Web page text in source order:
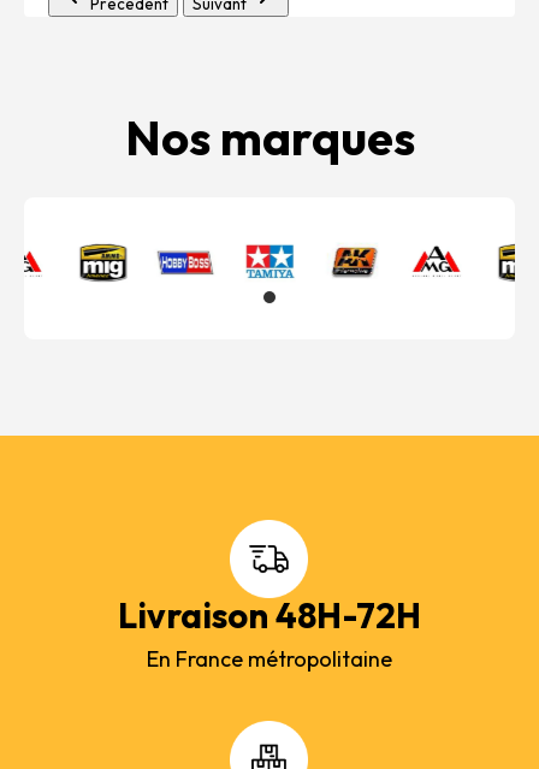
Précédent Suivant
Nos marques
Livraison 48H-72H
En France métropolitaine